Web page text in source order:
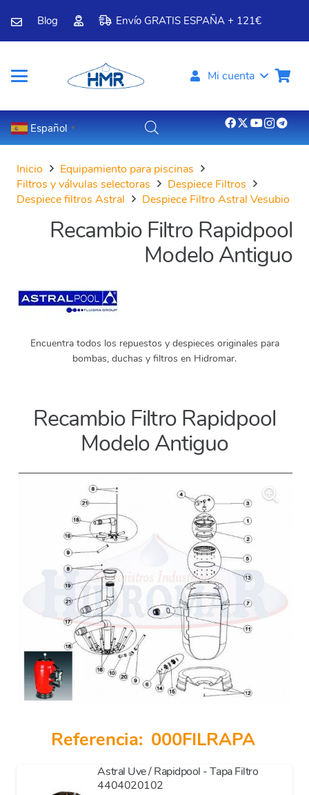
Blog Envío GRATIS ESPAÑA + 121€
Mi cuenta
Español ▼
Inicio
Equipamiento para piscinas
Filtros y válvulas selectoras
Despiece Filtros
Despiece filtros Astral
Despiece Filtro Astral Vesubio
Recambio Filtro Rapidpool
Modelo Antiguo
Encuentra todos los repuestos y despieces originales para
bombas, duchas y filtros en Hidromar.
Recambio Filtro Rapidpool
Modelo Antiguo
Referencia: 000FILRAPA
Astral Uve / Rapidpool - Tapa Filtro
4404020102